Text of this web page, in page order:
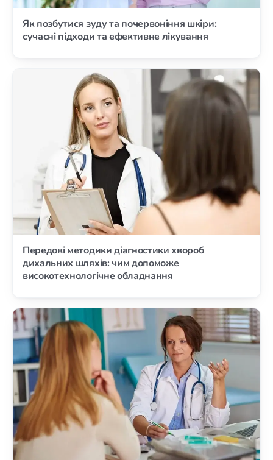
Як позбутися зуду та почервоніння шкіри:
сучасні підходи та ефективне лікування
Передові методики діагностики хвороб
дихальних шляхів: чим допоможе
високотехнологічне обладнання